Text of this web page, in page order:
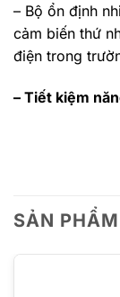
– Bộ ổn định
cảm biến thứ
điện trong
– Tiết kiệm
SẢN